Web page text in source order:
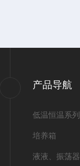
产品导航
低温恒温系列
培养箱
液液、振荡器